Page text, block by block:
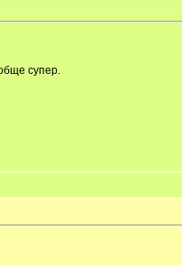
супер.